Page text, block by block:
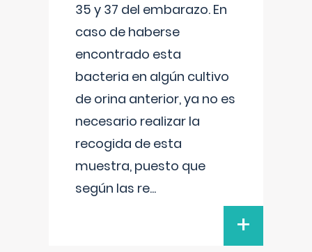
35 y 37 del embarazo. En
caso de haberse
encontrado esta
bacteria en algún cultivo
de orina anterior, ya no es
necesario realizar la
recogida de esta
muestra, puesto que
según las re...
+